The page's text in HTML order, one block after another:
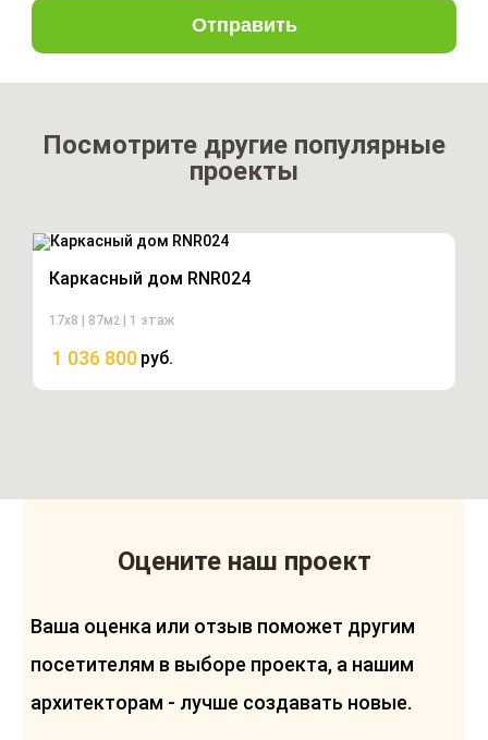
Отправить
Посмотрите другие популярные
проекты
Каркасный дом RNR024
17х8 | 87м2 | 1 этаж
1 036 800 руб.
Оцените наш проект
Ваша оценка или отзыв поможет другим
посетителям в выборе проекта, а нашим
архитекторам - лучше создавать новые.